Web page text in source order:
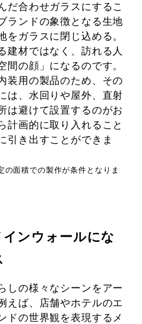
だ合わせガラスにするこ
ランドの象徴となる生地
をガラスに閉じ込める。
建材ではなく、訪れる人
間の顔」になるのです。
装用の製品のため、その
は、水回りや屋外、直射
は避けて設置するのがお
計画的に取り入れること
引き出すことができま
面積での製作が条件となりま
ンウォールにな
しの様々なシーンをアー
えば、店舗やホテルのエ
ドの世界観を表現するメ